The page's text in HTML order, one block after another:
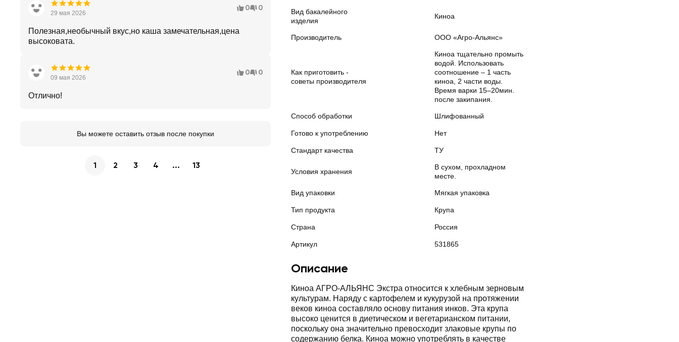
Вид бакалейного
изделия
Киноа
Производитель ООО «Агро-Альянс»
Как приготовить -
советы производителя
Киноа тщательно промыть
водой. Использовать
соотношение – 1 часть
киноа, 2 части воды.
Время варки 15–20мин.
после закипания.
Способ обработки Шлифованный
Готово к употреблению Нет
Стандарт качества ТУ
Условия хранения
В сухом, прохладном
месте.
Вид упаковки Мягкая упаковка
Тип продукта Крупа
Страна Россия
Артикул 531865
Описание
Киноа АГРО-АЛЬЯНС Экстра относится к хлебным зерновым
культурам. Наряду с картофелем и кукурузой на протяжении
веков киноа составляло основу питания инков. Эта крупа
высоко ценится в диетическом и вегетарианском питании,
поскольку она значительно превосходит злаковые крупы по
содержанию белка. Киноа можно употреблять в качестве
29 мая 2026
0 0
Полезная,необычный вкус,но каша замечательная,цена
высоковата.
09 мая 2026
0 0
Отлично!
Вы можете оставить отзыв после покупки
1 2 3 4 ... 13